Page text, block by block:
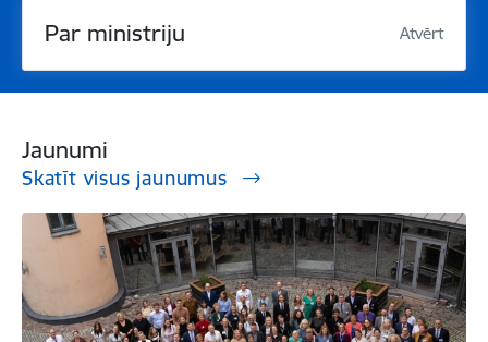
Par ministriju Atvērt
Jaunumi
Skatīt visus jaunumus